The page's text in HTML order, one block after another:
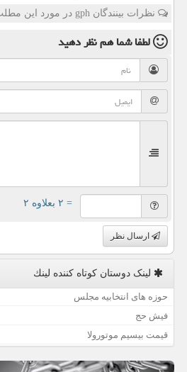
نظرات بینندگان gph در مورد این مطلب
لطفا شما همنظر دهید
= ۲ بعلاوه ۲
ارسال نظر
لینک دوستان كوتاه كننده لینك
حوزه های انتخابیه مجلس
فیش حج
قیمت بیسیم موتورولا